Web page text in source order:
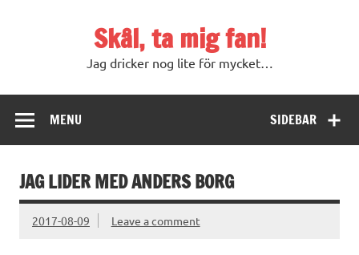
Skål, ta mig fan!
Jag dricker nog lite för mycket…
SIDEBAR
MENU
JAG LIDER MED ANDERS BORG
2017-08-09 Leave a comment